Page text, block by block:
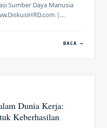
Sumber Daya Manusia
|
sangat bergantung pada
tentang […]
BACA →
Dunia Kerja:
Keberhasilan